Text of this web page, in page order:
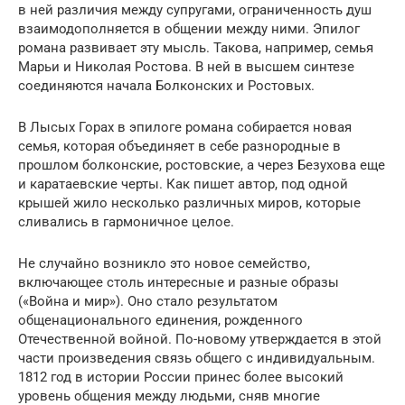
в ней различия между супругами, ограниченность душ
взаимодополняется в общении между ними. Эпилог
романа развивает эту мысль. Такова, например, семья
Марьи и Николая Ростова. В ней в высшем синтезе
соединяются начала Болконских и Ростовых.
В Лысых Горах в эпилоге романа собирается новая
семья, которая объединяет в себе разнородные в
прошлом болконские, ростовские, а через Безухова еще
и каратаевские черты. Как пишет автор, под одной
крышей жило несколько различных миров, которые
сливались в гармоничное целое.
Не случайно возникло это новое семейство,
включающее столь интересные и разные образы
(«Война и мир»). Оно стало результатом
общенационального единения, рожденного
Отечественной войной. По-новому утверждается в этой
части произведения связь общего с индивидуальным.
1812 год в истории России принес более высокий
уровень общения между людьми, сняв многие